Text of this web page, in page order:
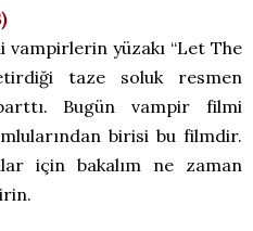
vampirlerin yüzakı “Let The
taze soluk resmen
Bugün vampir filmi
birisi bu filmdir.
için bakalım ne zaman